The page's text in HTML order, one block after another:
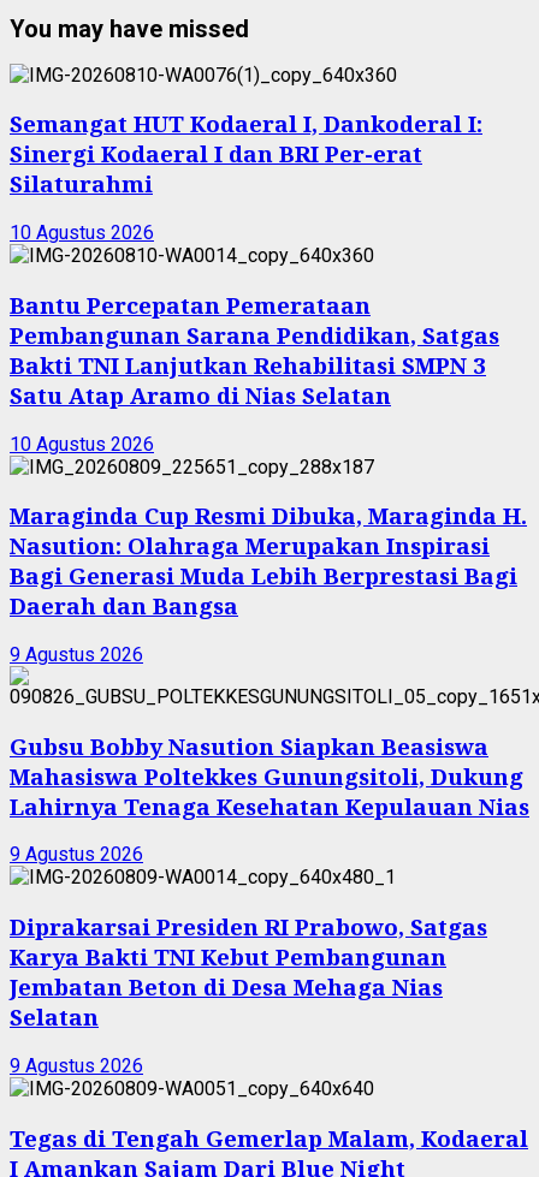
You may have missed
Semangat HUT Kodaeral I, Dankoderal I:
Sinergi Kodaeral I dan BRI Per-erat
Silaturahmi
10 Agustus 2026
Bantu Percepatan Pemerataan
Pembangunan Sarana Pendidikan, Satgas
Bakti TNI Lanjutkan Rehabilitasi SMPN 3
Satu Atap Aramo di Nias Selatan
10 Agustus 2026
Maraginda Cup Resmi Dibuka, Maraginda H.
Nasution: Olahraga Merupakan Inspirasi
Bagi Generasi Muda Lebih Berprestasi Bagi
Daerah dan Bangsa
9 Agustus 2026
Gubsu Bobby Nasution Siapkan Beasiswa
Mahasiswa Poltekkes Gunungsitoli, Dukung
Lahirnya Tenaga Kesehatan Kepulauan Nias
9 Agustus 2026
Diprakarsai Presiden RI Prabowo, Satgas
Karya Bakti TNI Kebut Pembangunan
Jembatan Beton di Desa Mehaga Nias
Selatan
9 Agustus 2026
Tegas di Tengah Gemerlap Malam, Kodaeral
I Amankan Sajam Dari Blue Night